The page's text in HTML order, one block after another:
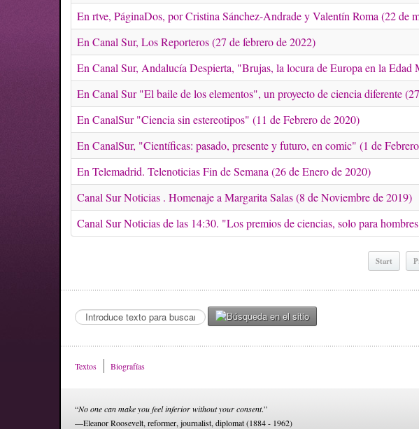
En rtve, PáginaDos, por Cristina Sánchez-Andrade y Valentín Roma (22 de
En Canal Sur, Los Reporteros (27 de febrero de 2022)
En Canal Sur, Andalucía Despierta, "Brujas, la locura de Europa en la Edad
En Canal Sur "El baile de los elementos", un proyecto de ciencia diferente
En CanalSur "Ciencia sin estereotipos" (11 de Febrero de 2020)
En CanalSur, "Científicas: pasado, presente y futuro, en comic" (1 de
En Telemadrid. Telenoticias Fin de Semana (26 de Enero de 2020)
Canal Sur Noticias . Homenaje a Margarita Salas (8 de Noviembre de 2019)
Canal Sur Noticias de las 14:30. "Los premios de ciencias, solo para
Start
Search
...
Textos Biografías
“No one can make you feel inferior without your consent.”
—Eleanor Roosevelt, reformer, journalist, diplomat (1884 - 1962)